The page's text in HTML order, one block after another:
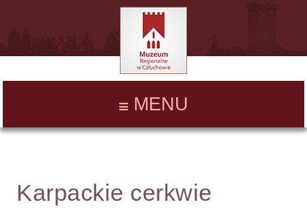
MENU
Karpackie cerkwie